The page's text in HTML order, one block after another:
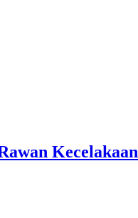
Kecelakaan